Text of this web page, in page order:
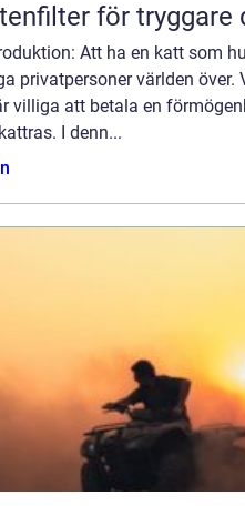
för tryggare
Att ha en katt som
privatpersoner världen
villiga att betala en
I denn...